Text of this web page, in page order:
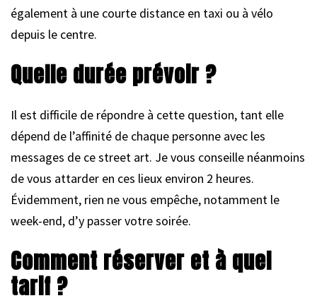
également à une courte distance en taxi ou à vélo
depuis le centre.
Quelle durée prévoir ?
Il est difficile de répondre à cette question, tant elle
dépend de l’affinité de chaque personne avec les
messages de ce street art. Je vous conseille néanmoins
de vous attarder en ces lieux environ 2 heures.
Évidemment, rien ne vous empêche, notamment le
week-end, d’y passer votre soirée.
Comment réserver et à quel
tarif ?